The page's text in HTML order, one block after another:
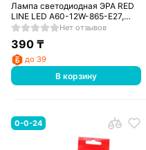
Лампа светодиодная ЭРА RED
LINE LED A60-12W-865-E27,
холодный
Нет отзывов
390₸
до 39
В корзину
0-0-24